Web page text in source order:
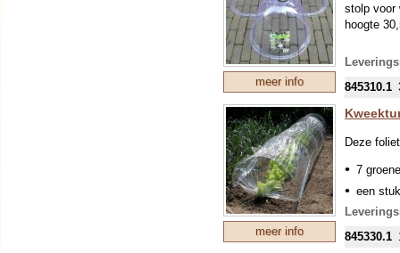
meer info
stolp voor
hoogte
845310.1
meer info
Deze
7
een
2 u-
Hier
tuin,
845330.1